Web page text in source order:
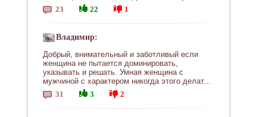
23
22 1
Владимир:
Добрый, внимательный и заботливый если
женщина не пытается доминировать,
указывать и решать. Умная женщина с
мужчиной с характером никогда этого делат...
31
3 2